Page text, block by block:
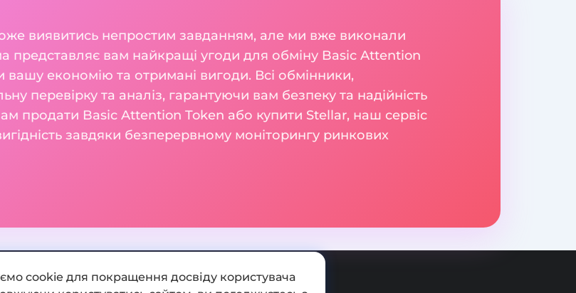
виявитись непростим завданням, але ми вже виконали
представляє вам найкращі угоди для обміну Basic Attention
економію та отримані вигоди. Всі обмінники,
перевірку та аналіз, гарантуючи вам безпеку та надійність
продати Basic Attention Token або купити Stellar, наш сервіс
завдяки безперервному моніторингу ринкових
cookie для покращення досвіду користувача